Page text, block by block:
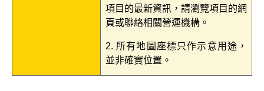
項目的最新資訊，請瀏覽項目的網
頁或聯絡相關營運機構。
2. 所有地圖座標只作示意用途，
並非確實位置。